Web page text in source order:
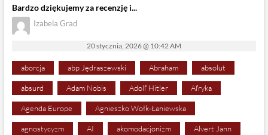
Bardzo dziękujemy za recenzję i...
Izabela Grad
20 stycznia, 2026 @ 10:42 AM
aborcja abp Jędraszewski Abraham absolut
absurd Adam Nobis Adolf Hitler Afryka
Agenda Europe Agnieszko Wołk-Łaniewska
agnostycyzm AI akomodacjonizm Alvert Jann